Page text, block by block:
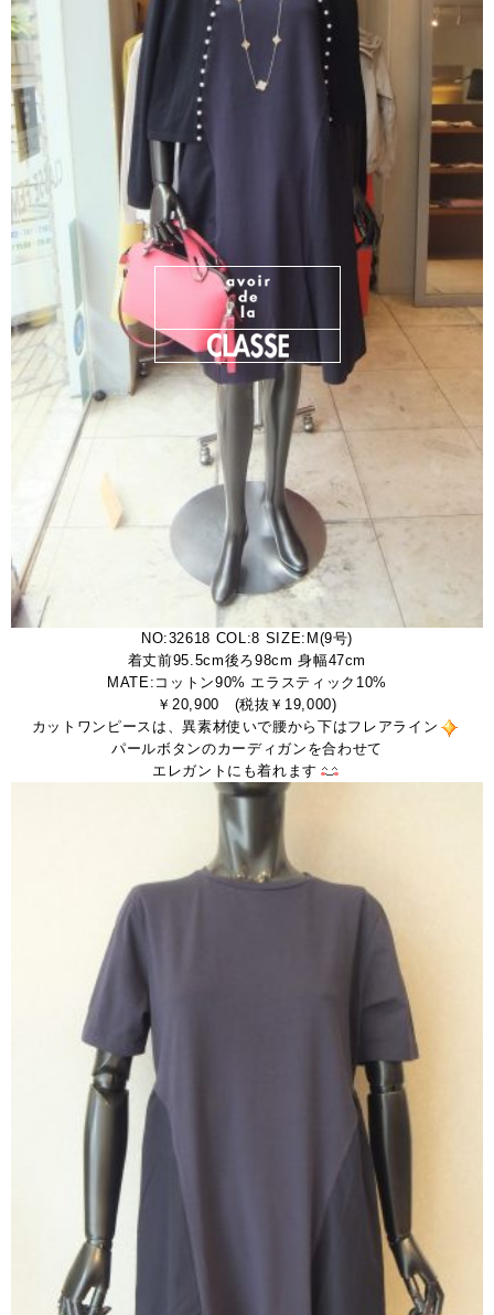
NO:32618 COL:8 SIZE:M(9号)
着丈前95.5cm後ろ98cm 身幅47cm
MATE:コットン90% エラスティック10%
￥20,900 (税抜￥19,000)
カットワンピースは、異素材使いで腰から下はフレアライン
パールボタンのカーディガンを合わせて
エレガントにも着れます